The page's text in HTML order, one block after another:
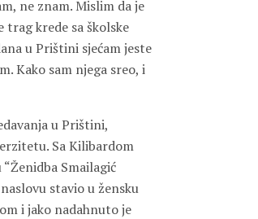
ne znam. Mislim da je
krede sa školske
u Prištini sjećam jeste
Kako sam njega sreo, i
u Prištini,
Sa Kilibardom
Smailagić
stavio u žensku
i jako nadahnuto je